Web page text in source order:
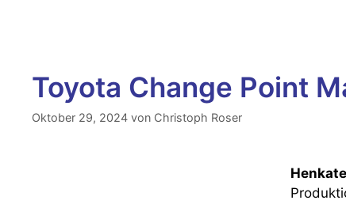
Toyota Change Point
Oktober 29, 2024 von Christoph Roser